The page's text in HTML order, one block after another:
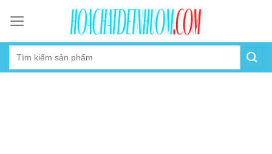
content